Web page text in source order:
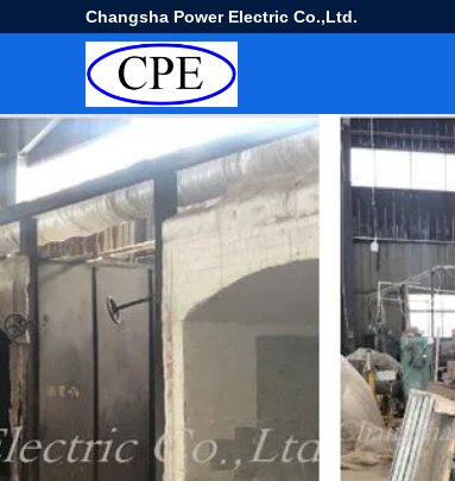
Changsha Power Electric Co.,Ltd.